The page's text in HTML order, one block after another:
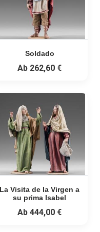
Soldado
Ab 262,60 €
La Visita de la Virgen a
su prima Isabel
Ab 444,00 €